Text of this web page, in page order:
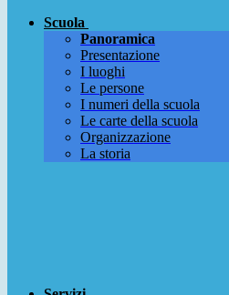
Scuola
Panoramica
Presentazione
I luoghi
Le persone
I numeri della scuola
Le carte della scuola
Organizzazione
La storia